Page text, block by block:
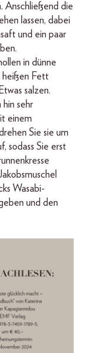
Anschließend die
lassen, dabei
und ein paar
in dünne
heißen Fett
salzen.
sehr
einem
Sie sie um
sodass Sie erst
Wasabi-
und den